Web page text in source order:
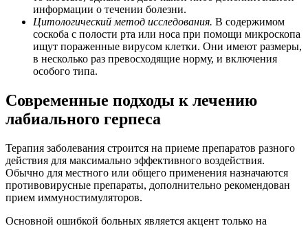
информации о течении болезни.
Цитологический метод исследования. В содержимом
соскоба с полости рта или носа при помощи микроскопа
ищут пораженные вирусом клетки. Они имеют размеры,
в несколько раз превосходящие норму, и включения
особого типа.
Современные подходы к лечению
лабиального герпеса
Терапия заболевания строится на приеме препаратов разного
действия для максимально эффективного воздействия.
Обычно для местного или общего применения назначаются
противовирусные препараты, дополнительно рекомендован
прием иммуностимуляторов.
Основной ошибкой больных является акцент только на